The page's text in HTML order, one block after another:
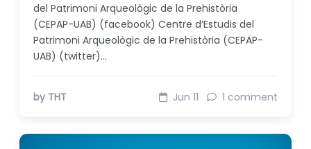
del Patrimoni Arqueològic de la Prehistòria
(CEPAP-UAB) (facebook) Centre d’Estudis del
Patrimoni Arqueològic de la Prehistòria (CEPAP-
UAB) (twitter)…
by THT Jun 11 1 comment